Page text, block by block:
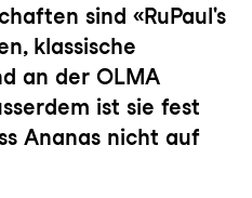
sind «RuPaul's
klassische
an der OLMA
ist sie fest
Ananas nicht auf